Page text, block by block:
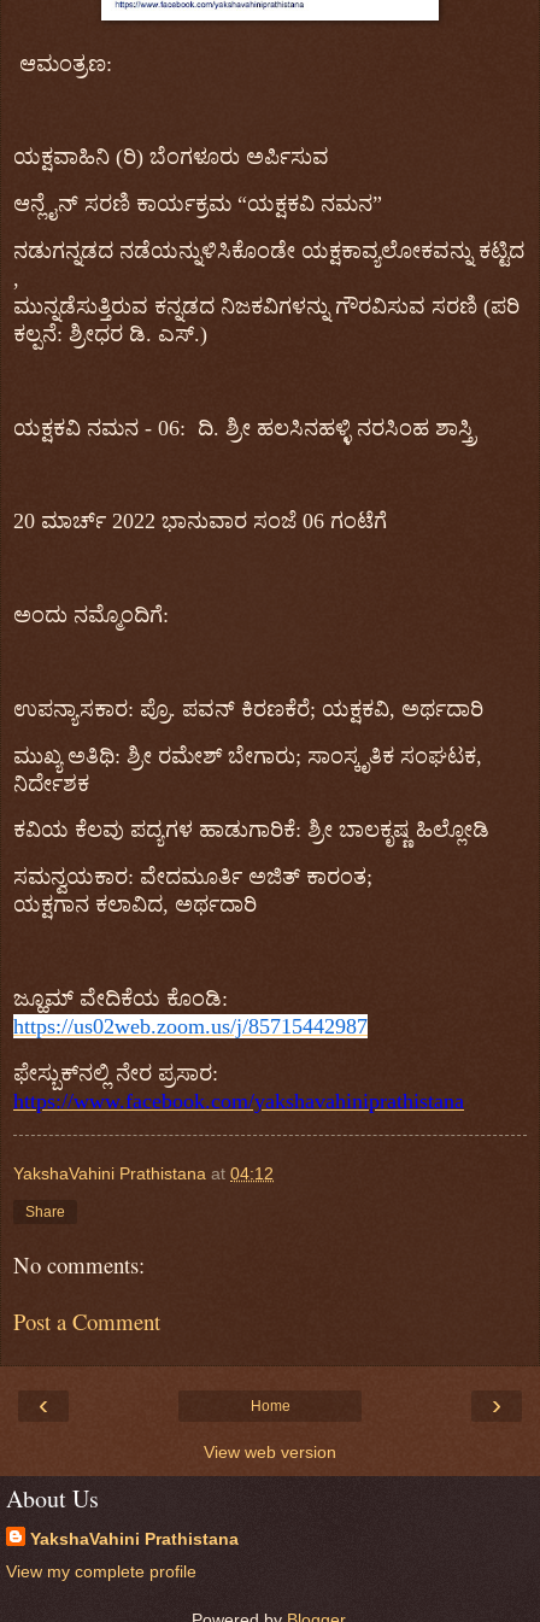
ಆಮಂತ್ರಣ:
ಯಕ್ಷವಾಹಿನಿ (ರಿ) ಬೆಂಗಳೂರು ಅರ್ಪಿಸುವ
ಆನ್ಲೈನ್ ಸರಣಿ ಕಾರ್ಯಕ್ರಮ “ಯಕ್ಷಕವಿ ನಮನ”
ನಡುಗನ್ನಡದ ನಡೆಯನ್ನುಳಿಸಿಕೊಂಡೇ ಯಕ್ಷಕಾವ್ಯಲೋಕವನ್ನು ಕಟ್ಟಿದ
,
ಮುನ್ನಡೆಸುತ್ತಿರುವ ಕನ್ನಡದ ನಿಜಕವಿಗಳನ್ನು ಗೌರವಿಸುವ ಸರಣಿ (ಪರಿ
ಕಲ್ಪನೆ: ಶ್ರೀಧರ ಡಿ. ಎಸ್.)
ಯಕ್ಷಕವಿ ನಮನ - 06: ದಿ. ಶ್ರೀ ಹಲಸಿನಹಳ್ಳಿ ನರಸಿಂಹ ಶಾಸ್ತ್ರಿ
20 ಮಾರ್ಚ್ 2022 ಭಾನುವಾರ ಸಂಜೆ 06 ಗಂಟೆಗೆ
ಅಂದು ನಮ್ಮೊಂದಿಗೆ:
ಉಪನ್ಯಾಸಕಾರ: ಪ್ರೊ. ಪವನ್ ಕಿರಣಕೆರೆ; ಯಕ್ಷಕವಿ, ಅರ್ಥದಾರಿ
ಮುಖ್ಯ ಅತಿಥಿ: ಶ್ರೀ ರಮೇಶ್‌ ಬೇಗಾರು; ಸಾಂಸ್ಕೃತಿಕ ಸಂಘಟಕ,
ನಿರ್ದೇಶಕ
ಕವಿಯ ಕೆಲವು ಪದ್ಯಗಳ ಹಾಡುಗಾರಿಕೆ: ಶ್ರೀ ಬಾಲಕೃಷ್ಣ ಹಿಲ್ಲೋಡಿ
ಸಮನ್ವಯಕಾರ: ವೇದಮೂರ್ತಿ ಅಜಿತ್ ಕಾರಂತ;
ಯಕ್ಷಗಾನ ಕಲಾವಿದ, ಅರ್ಥದಾರಿ
ಜ್ಹೂಮ್ ವೇದಿಕೆಯ ಕೊಂಡಿ:
https://us02web.zoom.us/j/85715442987
ಫೇಸ್ಬುಕ್ನಲ್ಲಿ ನೇರ ಪ್ರಸಾರ:
https://www.facebook.com/yakshavahiniprathistana
YakshaVahini Prathistana at 04:12
Share
No comments:
Post a Comment
‹ ›
Home
View web version
About Us
YakshaVahini Prathistana
View my complete profile